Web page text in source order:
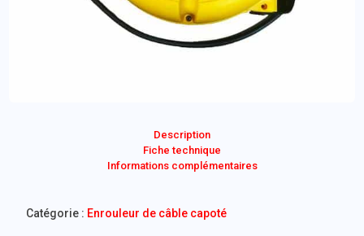
Description
Fiche technique
Informations complémentaires
Catégorie : Enrouleur de câble capoté